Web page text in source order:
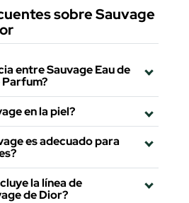
sobre Sauvage
entre Sauvage Eau de
en la piel?
es adecuado para
la línea de
de Dior?